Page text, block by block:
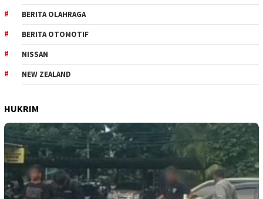
BERITA OLAHRAGA
BERITA OTOMOTIF
NISSAN
NEW ZEALAND
HUKRIM